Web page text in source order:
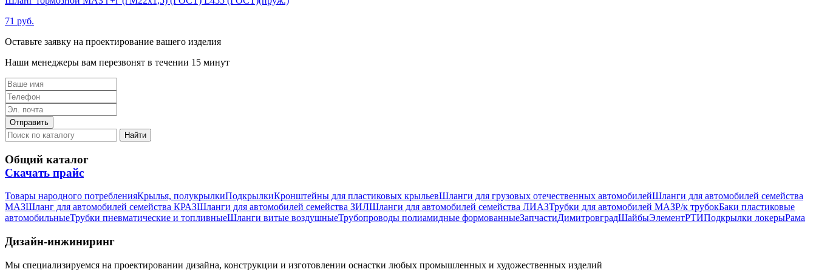
71 руб.
Оставьте заявку на проектирование вашего изделия
Наши менеджеры вам перезвонят в течении 15 минут
Общий каталог
Скачать прайс
Товары народного потребленияКрылья, полукрылкиПодкрылкиКронштейны для пластиковых крыльевШланги для грузовых отечественных автомобилейШланги для автомобилей семейства
МАЗШланг для автомобилей семейства КРАЗШланги для автомобилей семейства ЗИЛШланги для автомобилей семейства ЛИАЗТрубки для автомобилей МАЗР/к трубокБаки пластиковые
автомобильныеТрубки пневматические и топливныеШланги витые воздушныеТрубопроводы полиамидные формованныеЗапчастиДимитровградШайбыЭлементРТИПодкрылки локерыРама
Дизайн-инжиниринг
Мы специализируемся на проектировании дизайна, конструкции и изготовлении оснастки любых промышленных и художественных изделий